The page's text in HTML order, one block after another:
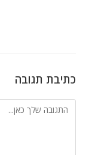
כתיבת תגובה